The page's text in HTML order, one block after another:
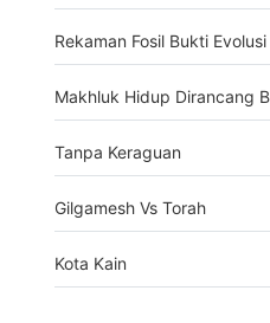
Rekaman Fosil Bukti
Makhluk Hidup Dirancang
Tanpa Keraguan
Gilgamesh Vs Torah
Kota Kain